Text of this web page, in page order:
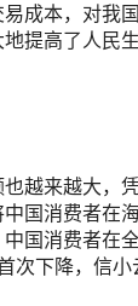
成本，对我
提高了人民
越来越大，
国消费者在
国消费者在
下降，信